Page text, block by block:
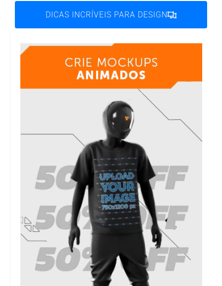
DICAS INCRÍVEIS PARA DESIGN